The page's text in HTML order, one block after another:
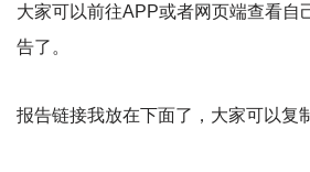
大家可以前往APP或者网页端查看自
告了。
报告链接我放在下面了，大家可以复